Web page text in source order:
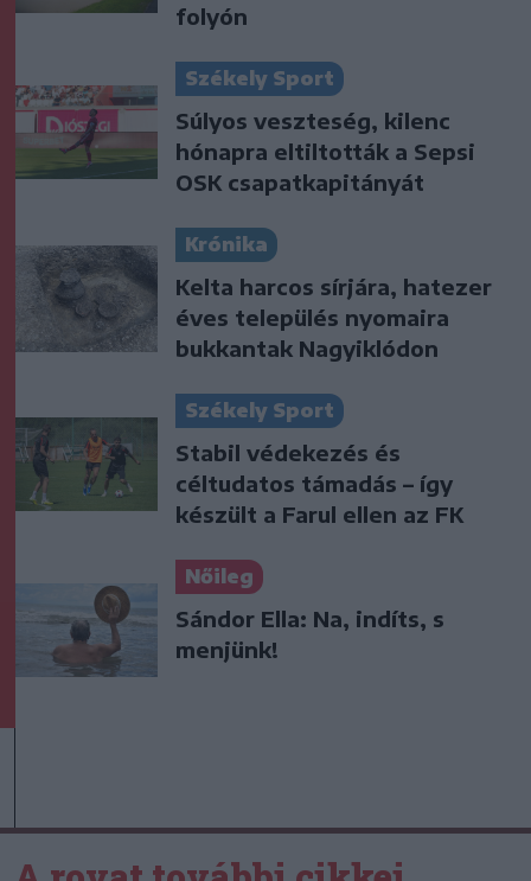
folyón
Székely Sport
Súlyos veszteség, kilenc
hónapra eltiltották a Sepsi
OSK csapatkapitányát
Krónika
Kelta harcos sírjára, hatezer
éves település nyomaira
bukkantak Nagyiklódon
Székely Sport
Stabil védekezés és
céltudatos támadás – így
készült a Farul ellen az FK
Nőileg
Sándor Ella: Na, indíts, s
menjünk!